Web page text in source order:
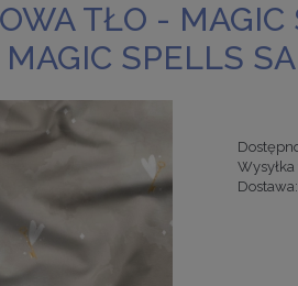
TŁO -
SPELLS
Wysyłka
Dostawa: